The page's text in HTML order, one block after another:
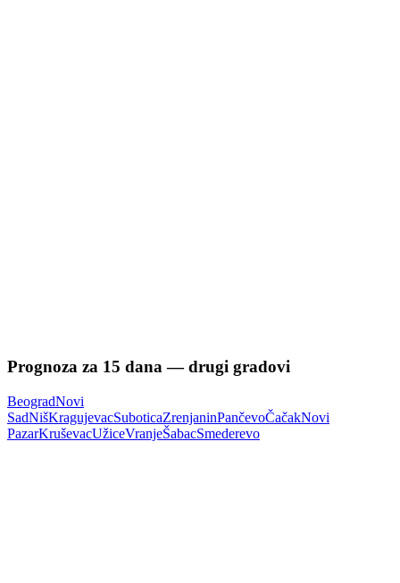
Prognoza za 15 dana — drugi gradovi
BeogradNovi
SadNišKragujevacSuboticaZrenjaninPančevoČačakNovi
PazarKruševacUžiceVranjeŠabacSmederevo